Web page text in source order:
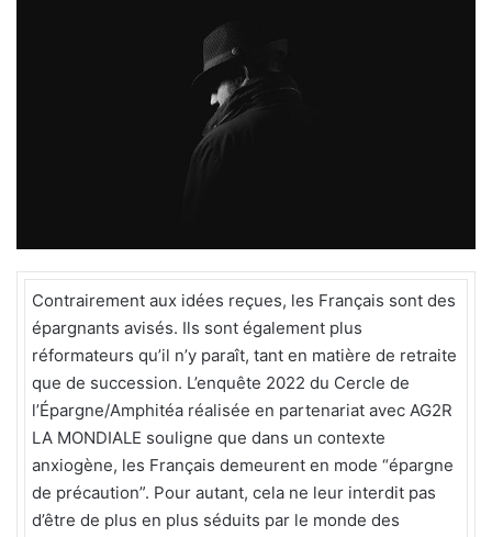
r
r
i
e
l
Contrairement aux idées reçues, les Français sont des
épargnants avisés. Ils sont également plus
réformateurs qu’il n’y paraît, tant en matière de retraite
que de succession. L’enquête 2022 du Cercle de
l’Épargne/Amphitéa réalisée en partenariat avec AG2R
LA MONDIALE souligne que dans un contexte
anxiogène, les Français demeurent en mode “épargne
de précaution”. Pour autant, cela ne leur interdit pas
d’être de plus en plus séduits par le monde des